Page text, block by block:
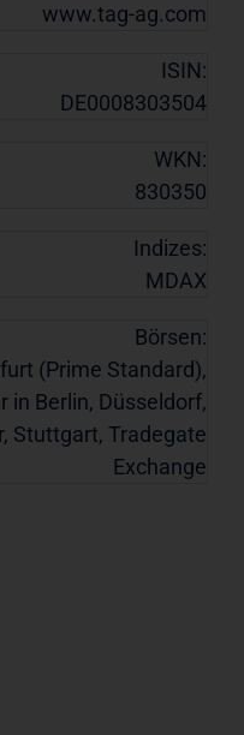
www.tag-ag.com
ISIN:
DE0008303504
WKN:
830350
Indizes:
MDAX
Börsen:
(Prime Standard),
in Berlin, Düsseldorf,
Stuttgart, Tradegate
Exchange